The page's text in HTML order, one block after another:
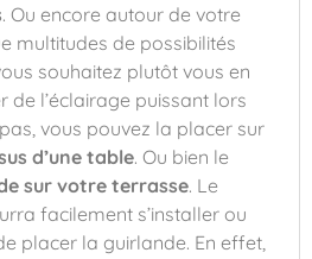
. Ou encore autour de votre
multitudes de possibilités
souhaitez plutôt vous en
de l’éclairage puissant lors
vous pouvez la placer sur
d’une table. Ou bien le
sur votre terrasse. Le
facilement s’installer ou
placer la guirlande. En effet,